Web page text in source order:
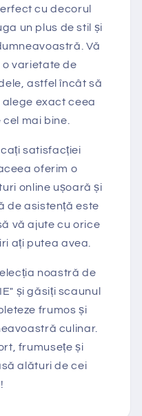
cu decorul
un plus de stil și
Vă
o varietate de
astfel încât să
exact ceea
cel mai bine.
satisfacției
oferim o
online ușoară și
de asistență este
vă ajute cu orice
ați putea avea.
noastră de
și găsiți scaunul
frumos și
culinar.
frumusețe și
alături de cei